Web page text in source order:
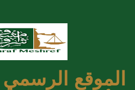
الموقع